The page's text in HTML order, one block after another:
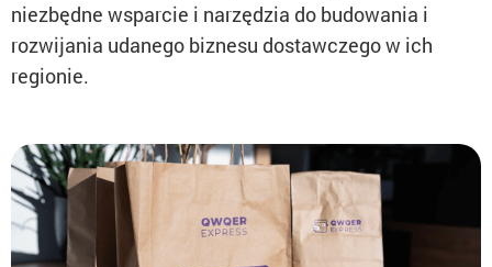
niezbędne wsparcie i narzędzia do budowania i
rozwijania udanego biznesu dostawczego w ich
regionie.